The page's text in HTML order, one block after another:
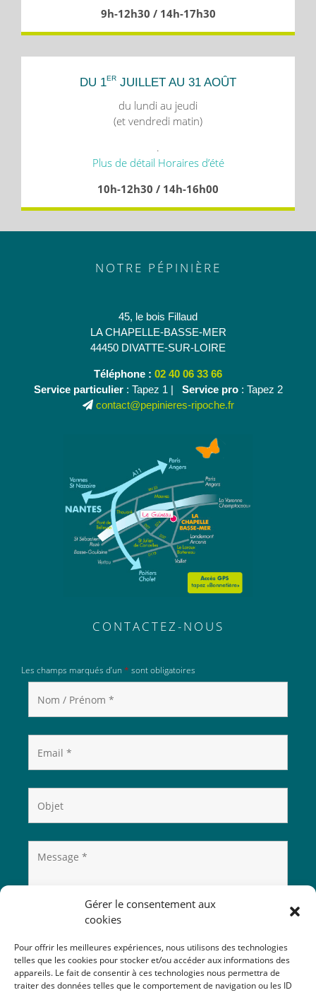
Gérer le consentement aux
cookies
Pour offrir les meilleures expériences, nous utilisons des technologies
telles que les cookies pour stocker et/ou accéder aux informations des
appareils. Le fait de consentir à ces technologies nous permettra de
traiter des données telles que le comportement de navigation ou les ID
9h-12h30 / 14h-17h30
DU 1ER JUILLET AU 31 AOÛT
du lundi au jeudi
(et vendredi matin)
.
Plus de détail Horaires d’été
10h-12h30 / 14h-16h00
NOTRE PÉPINIÈRE
45, le bois Fillaud
LA CHAPELLE-BASSE-MER
44450 DIVATTE-SUR-LOIRE
Téléphone : 02 40 06 33 66
Service particulier: Tapez 1 | Service pro: Tapez 2
contact@pepinieres-ripoche.fr
CONTACTEZ-NOUS
Les champs marqués d’un * sont obligatoires